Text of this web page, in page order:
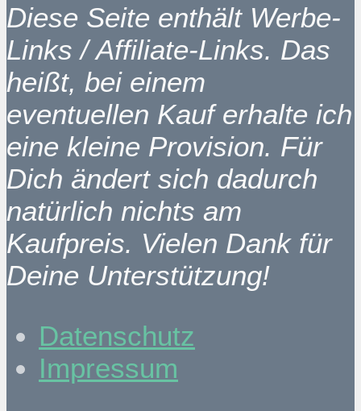
Diese Seite enthält Werbe-
Links / Affiliate-Links. Das
heißt, bei einem
eventuellen Kauf erhalte ich
eine kleine Provision. Für
Dich ändert sich dadurch
natürlich nichts am
Kaufpreis. Vielen Dank für
Deine Unterstützung!
Datenschutz
Impressum